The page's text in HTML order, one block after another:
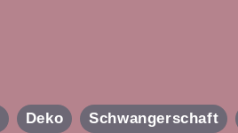
Deko Schwangerschaft